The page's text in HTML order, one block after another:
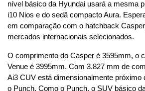
nível básico da Hyundai usará a mesma
i10 Nios e do sedã compacto Aura.
em comparação com o hatchback
mercados internacionais selecionados.
O comprimento do Casper é 3595mm, o
Venue é 3995mm. Com 3.827 mm de
Ai3 CUV está dimensionalmente próximo
o Punch. Como o Punch, o SUV básico